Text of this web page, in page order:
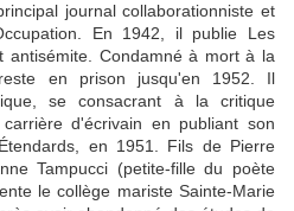
journal collaborationniste et
En 1942, il publie Les
antisémite. Condamné à mort à la
en prison jusqu'en 1952. Il
se consacrant à la critique
d'écrivain en publiant son
en 1951. Fils de Pierre
Tampucci (petite-fille du poète
le collège mariste Sainte-Marie